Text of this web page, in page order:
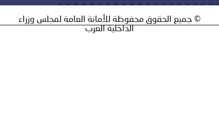
محفوظة للأمانة العامة لمجلس وزراء